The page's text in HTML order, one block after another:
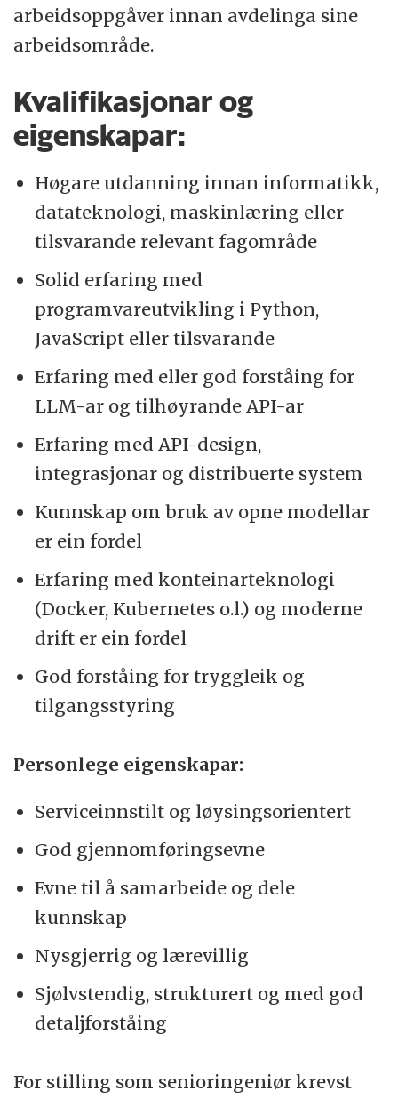
arbeidsoppgåver innan avdelinga sine
arbeidsområde.
Kvalifikasjonar og
eigenskapar:
Høgare utdanning innan informatikk,
datateknologi, maskinlæring eller
tilsvarande relevant fagområde
Solid erfaring med
programvareutvikling i Python,
JavaScript eller tilsvarande
Erfaring med eller god forståing for
LLM-ar og tilhøyrande API-ar
Erfaring med API-design,
integrasjonar og distribuerte system
Kunnskap om bruk av opne modellar
er ein fordel
Erfaring med konteinarteknologi
(Docker, Kubernetes o.l.) og moderne
drift er ein fordel
God forståing for tryggleik og
tilgangsstyring
Personlege eigenskapar:
Serviceinnstilt og løysingsorientert
God gjennomføringsevne
Evne til å samarbeide og dele
kunnskap
Nysgjerrig og lærevillig
Sjølvstendig, strukturert og med god
detaljforståing
For stilling som senioringeniør krevst